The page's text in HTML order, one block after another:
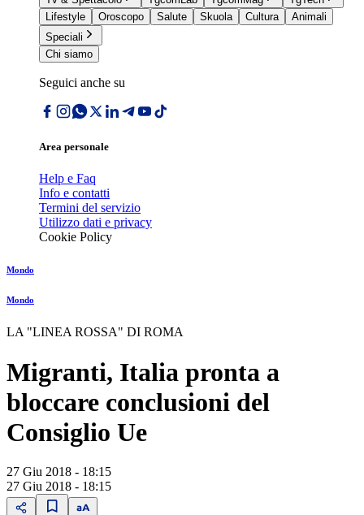
Lifestyle
Oroscopo Salute Skuola Cultura
Animali
Speciali
Chi siamo
Seguici anche su
Area personale
Help e Faq
Info e contatti
Termini del servizio
Utilizzo dati e privacy
Cookie Policy
Mondo
Mondo
LA "LINEA ROSSA" DI ROMA
Migranti, Italia pronta a
bloccare conclusioni del
Consiglio Ue
27 Giu 2018 - 18:15
27 Giu 2018 - 18:15